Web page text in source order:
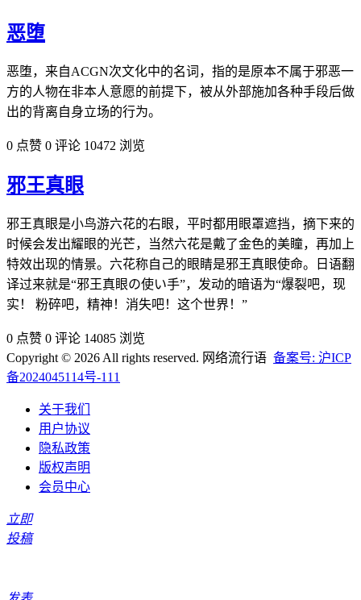
恶堕
恶堕，来自ACGN次文化中的名词，指的是原本不属于邪恶一
方的人物在非本人意愿的前提下，被从外部施加各种手段后做
出的背离自身立场的行为。
0 点赞 0 评论 10472 浏览
邪王真眼
邪王真眼是小鸟游六花的右眼，平时都用眼罩遮挡，摘下来的
时候会发出耀眼的光芒，当然六花是戴了金色的美瞳，再加上
特效出现的情景。六花称自己的眼睛是邪王真眼使命。日语翻
译过来就是“邪王真眼の使い手”，发动的暗语为“爆裂吧，现
实！ 粉碎吧，精神！消失吧！这个世界！”
0 点赞 0 评论 14085 浏览
Copyright © 2026 All rights reserved. 网络流行语 备案号: 沪ICP
备2024045114号-111
关于我们
用户协议
隐私政策
版权声明
会员中心
立即
投稿